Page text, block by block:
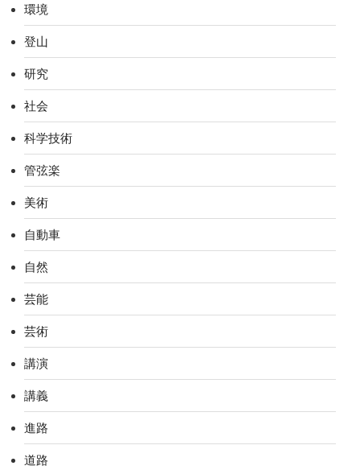
環境
登山
研究
社会
科学技術
管弦楽
美術
自動車
自然
芸能
芸術
講演
講義
進路
道路